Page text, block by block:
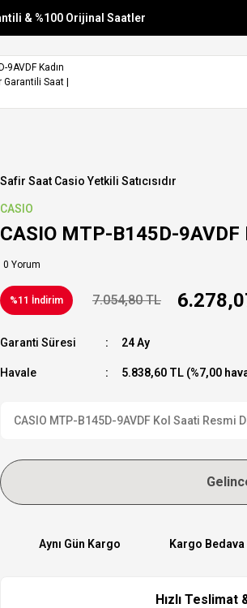
& %100 Orijinal Saatler
6 Taksit
Gönderim
Safir Saat Casio Yetkili Satıcısıdır
CASIO
CASIO MTP-B145D-9AVDF
0 Yorum
%11 İndirim 7.054,80 TL
Garanti Süresi 24 Ay
Havale 5.838,60 TL (%7,00
CASIO MTP-B145D-9AVDF Kol Saati
Aynı Gün Kargo Kargo Bedava
Hızlı